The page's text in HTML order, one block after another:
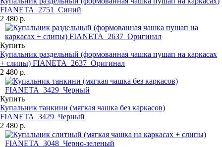
FIANETA_2751_Синий
2 480 р.
Купить
Купальник раздельный (формованная чашка пушап на каркасах
+ слипы) FIANETA_2637_Оригинал
2 480 р.
Купить
Купальник танкини (мягкая чашка без каркасов)
FIANETA_3429_Черный
2 480 р.